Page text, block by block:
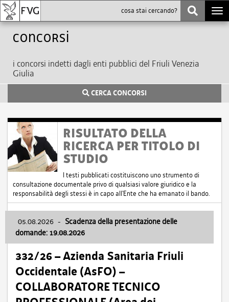
Concorsi
i concorsi indetti dagli enti pubblici del Friuli Venezia
Giulia
CERCA CONCORSI
RISULTATO DELLA
RICERCA PER TITOLO DI
STUDIO
I testi pubblicati costituiscono uno strumento di
consultazione documentale privo di qualsiasi valore giuridico e la
responsabilità degli stessi è in capo all'Ente che ha emanato il bando.
05.08.2026 - Scadenza della presentazione delle
domande: 19.08.2026
332/26 – Azienda Sanitaria Friuli
Occidentale (AsFO) –
COLLABORATORE TECNICO